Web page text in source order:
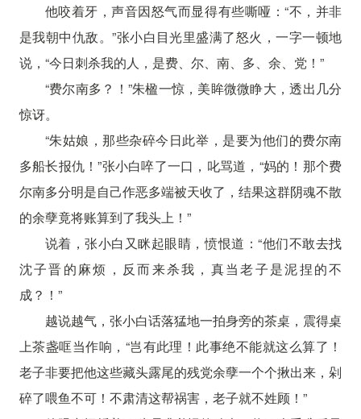
他咬着牙，声音因怒气而显得有些嘶哑：“不，并非
是我朝中仇敌。”张小白目光里盛满了怒火，一字一顿地
说，“今日刺杀我的人，是费、尔、南、多、余、党！”
“费尔南多？！”朱楹一惊，美眸微微睁大，透出几分
惊讶。
“朱姑娘，那些杂碎今日此举，是要为他们的费尔南
多船长报仇！”张小白啐了一口，叱骂道，“妈的！那个费
尔南多分明是自己作恶多端被天收了，结果这群阴魂不散
的余孽竟将账算到了我头上！”
说着，张小白又眯起眼睛，愤恨道：“他们不敢去找
沈子晋的麻烦，反而来杀我，真当老子是泥捏的不
成？！”
越说越气，张小白话落猛地一拍身旁的茶桌，震得桌
上茶盏哐当作响，“岂有此理！此事绝不能就这么算了！
老子非要把他这些藏头露尾的残党余孽一个个揪出来，剁
碎了喂鱼不可！不肃清这帮祸害，老子就不姓顾！”